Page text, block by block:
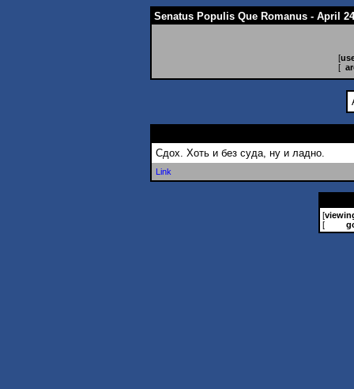
Senatus Populis Que Romanus - April
[
[
Сдох. Хоть и без суда, ну и ладно.
Link
[
[